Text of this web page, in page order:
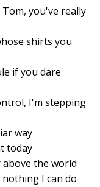
you've really
shirts you
if you dare
I'm stepping
way
today
the world
I can do